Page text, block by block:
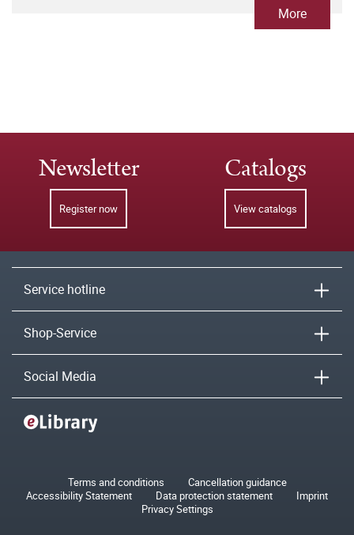
More
Newsletter
Register now
Catalogs
View catalogs
Service hotline
Shop-Service
Social Media
Terms and conditions
Cancellation guidance
Accessibility Statement
Data protection statement
Imprint
Privacy Settings